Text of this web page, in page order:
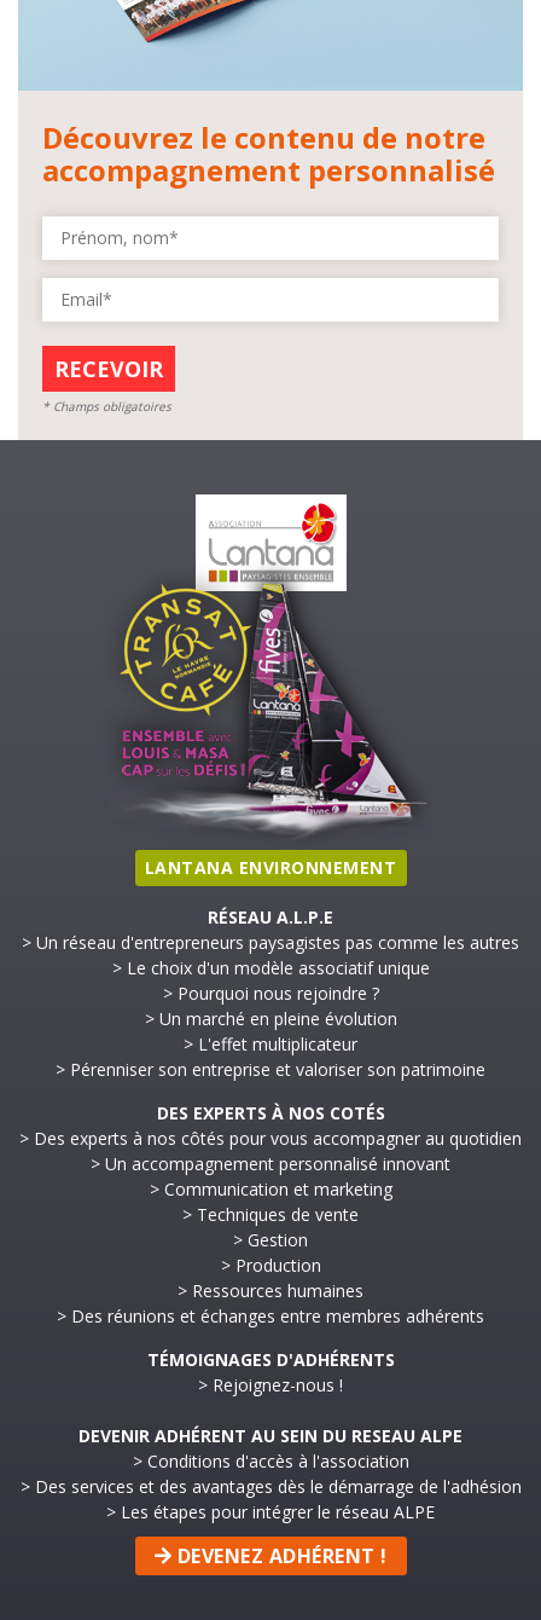
Découvrez le contenu de notre
accompagnement personnalisé
* Champs obligatoires
LANTANA ENVIRONNEMENT
RÉSEAU A.L.P.E
> Un réseau d'entrepreneurs paysagistes pas comme les autres
> Le choix d'un modèle associatif unique
> Pourquoi nous rejoindre ?
> Un marché en pleine évolution
> L'effet multiplicateur
> Pérenniser son entreprise et valoriser son patrimoine
DES EXPERTS À NOS COTÉS
> Des experts à nos côtés pour vous accompagner au quotidien
> Un accompagnement personnalisé innovant
> Communication et marketing
> Techniques de vente
> Gestion
> Production
> Ressources humaines
> Des réunions et échanges entre membres adhérents
TÉMOIGNAGES D'ADHÉRENTS
> Rejoignez-nous !
DEVENIR ADHÉRENT AU SEIN DU RESEAU ALPE
> Conditions d'accès à l'association
> Des services et des avantages dès le démarrage de l'adhésion
> Les étapes pour intégrer le réseau ALPE
DEVENEZ ADHÉRENT !